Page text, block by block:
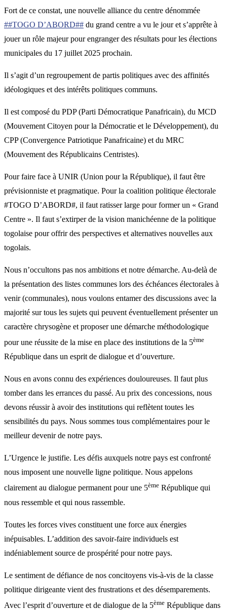
Fort de ce constat, une nouvelle alliance du centre dénommée
##TOGO D’ABORD## du grand centre a vu le jour et s’apprête à
jouer un rôle majeur pour engranger des résultats pour les élections
municipales du 17 juillet 2025 prochain.
Il s’agit d’un regroupement de partis politiques avec des affinités
idéologiques et des intérêts politiques communs.
Il est composé du PDP (Parti Démocratique Panafricain), du MCD
(Mouvement Citoyen pour la Démocratie et le Développement), du
CPP (Convergence Patriotique Panafricaine) et du MRC
(Mouvement des Républicains Centristes).
Pour faire face à UNIR (Union pour la République), il faut être
prévisionniste et pragmatique. Pour la coalition politique électorale
#TOGO D’ABORD#, il faut ratisser large pour former un « Grand
Centre ». Il faut s’extirper de la vision manichéenne de la politique
togolaise pour offrir des perspectives et alternatives nouvelles aux
togolais.
Nous n’occultons pas nos ambitions et notre démarche. Au-delà de
la présentation des listes communes lors des échéances électorales à
venir (communales), nous voulons entamer des discussions avec la
majorité sur tous les sujets qui peuvent éventuellement présenter un
caractère chrysogène et proposer une démarche méthodologique
pour une réussite de la mise en place des institutions de la 5ème
République dans un esprit de dialogue et d’ouverture.
Nous en avons connu des expériences douloureuses. Il faut plus
tomber dans les errances du passé. Au prix des concessions, nous
devons réussir à avoir des institutions qui reflètent toutes les
sensibilités du pays. Nous sommes tous complémentaires pour le
meilleur devenir de notre pays.
L’Urgence le justifie. Les défis auxquels notre pays est confronté
nous imposent une nouvelle ligne politique. Nous appelons
clairement au dialogue permanent pour une 5ème République qui
nous ressemble et qui nous rassemble.
Toutes les forces vives constituent une force aux énergies
inépuisables. L’addition des savoir-faire individuels est
indéniablement source de prospérité pour notre pays.
Le sentiment de défiance de nos concitoyens vis-à-vis de la classe
politique dirigeante vient des frustrations et des désemparements.
Avec l’esprit d’ouverture et de dialogue de la 5ème République dans